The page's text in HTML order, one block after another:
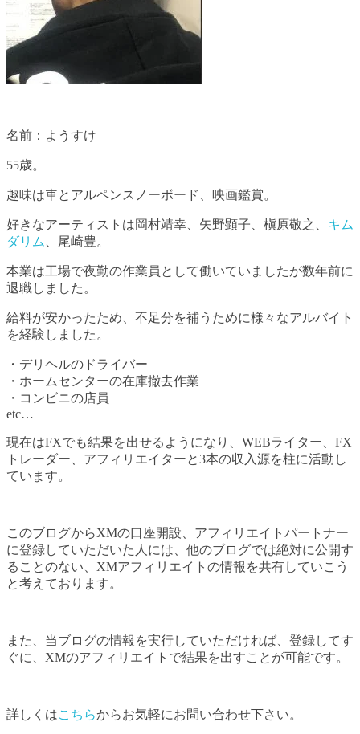
名前：ようすけ
55歳。
趣味は車とアルペンスノーボード、映画鑑賞。
好きなアーティストは岡村靖幸、矢野顕子、槇原敬之、 キム
ダリム、尾崎豊。
本業は工場で夜勤の作業員として働いていましたが数年前に
退職しました。
給料が安かったため、不足分を補うために様々なアルバイト
を経験しました。
・デリヘルのドライバー
・ホームセンターの在庫撤去作業
・コンビニの店員
etc…
現在はFXでも結果を出せるようになり、WEBライター、FX
トレーダー、アフィリエイターと3本の収入源を柱に活動し
ています。
このブログからXMの口座開設、アフィリエイトパートナー
に登録していただいた人には、他のブログでは絶対に公開す
ることのない、XMアフィリエイトの情報を共有していこう
と考えております。
また、当ブログの情報を実行していただければ、登録してす
ぐに、XMのアフィリエイトで結果を出すことが可能です。
詳しくはこちらからお気軽にお問い合わせ下さい。